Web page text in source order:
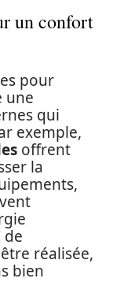
un confort
pour
une
qui
exemple,
offrent
la
de
réalisée,
bien